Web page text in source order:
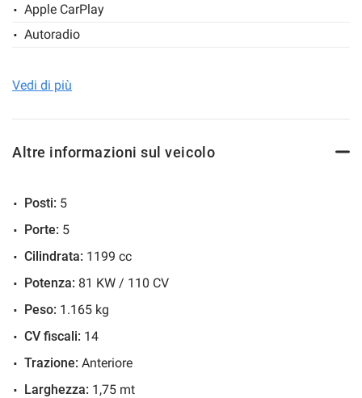
Apple CarPlay
Autoradio
Bluetooth
Chiusura centralizzata
Chiusura centralizzata telecomandata
Climatizzatore
Controllo elettronico della corsia
Controllo trazione
Controllo vocale
Cronologia tagliandi
Cruise Control
ESP
Vedi di più
Altre informazioni sul veicolo
Posti: 5
Porte: 5
Cilindrata: 1199 cc
Potenza: 81 KW / 110 CV
Peso: 1.165 kg
CV fiscali: 14
Trazione: Anteriore
Larghezza: 1,75 mt